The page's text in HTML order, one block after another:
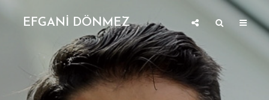
EFGANİ DÖNMEZ